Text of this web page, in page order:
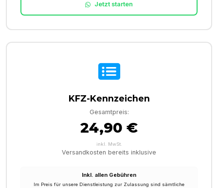
Jetzt starten
KFZ-Kennzeichen
Gesamtpreis:
24,90 €
inkl. MwSt.
Versandkosten bereits inklusive
Inkl. allen Gebühren
Im Preis für unsere Dienstleistung zur Zulassung sind sämtliche